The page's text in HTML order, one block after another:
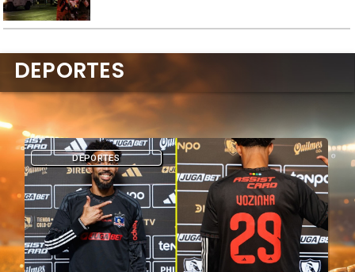
DEPORTES
DEPORTES